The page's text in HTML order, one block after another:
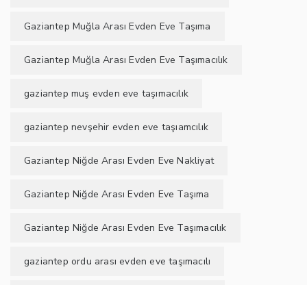
Gaziantep Muğla Arası Evden Eve Taşıma
Gaziantep Muğla Arası Evden Eve Taşımacılık
gaziantep muş evden eve taşımacılık
gaziantep nevşehir evden eve taşıamcılık
Gaziantep Niğde Arası Evden Eve Nakliyat
Gaziantep Niğde Arası Evden Eve Taşıma
Gaziantep Niğde Arası Evden Eve Taşımacılık
gaziantep ordu arası evden eve taşımacılı